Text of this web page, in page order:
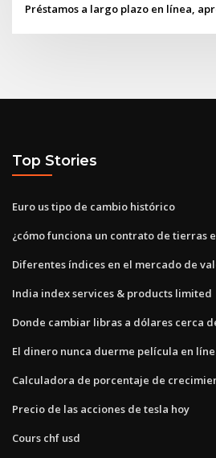
Préstamos a largo plazo en línea,
Top Stories
Euro us tipo de cambio histórico
¿cómo funciona un contrato de tierras
Diferentes índices en el mercado de
India index services & products limited
Donde cambiar libras a dólares cerca
El dinero nunca duerme película en
Calculadora de porcentaje de
Precio de las acciones de tesla hoy
Cours chf usd